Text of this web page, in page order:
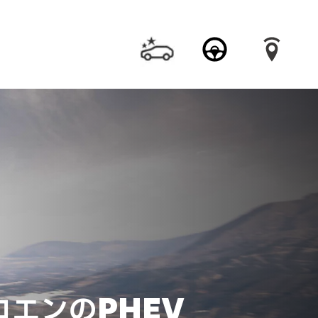
エンのPHEV